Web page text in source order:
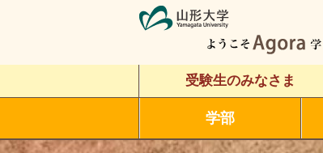
受験生のみなさま
学部